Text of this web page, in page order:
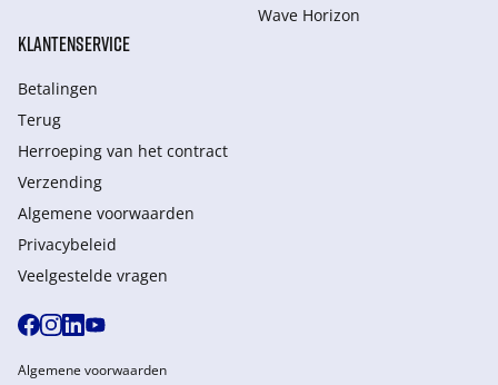
Wave Horizon
KLANTENSERVICE
Betalingen
Terug
Herroeping van het contract
Verzending
Algemene voorwaarden
Privacybeleid
Veelgestelde vragen
Algemene voorwaarden